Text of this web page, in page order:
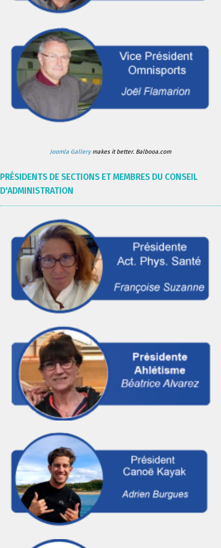
Joomla Gallerymakes it better. Balbooa.com
PRÉSIDENTS DE SECTIONS ET MEMBRES DU CONSEIL
D'ADMINISTRATION